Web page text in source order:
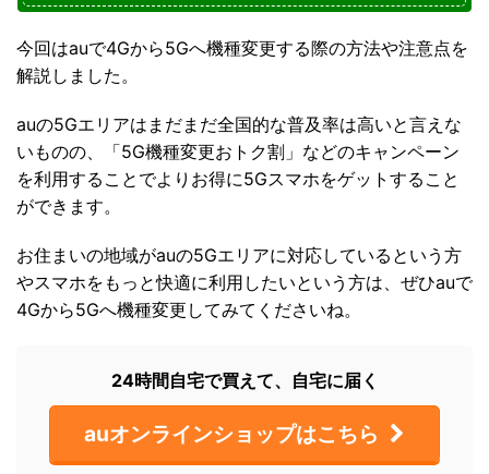
今回はauで4Gから5Gへ機種変更する際の方法や注意点を
解説しました。
auの5Gエリアはまだまだ全国的な普及率は高いと言えな
いものの、「5G機種変更おトク割」などのキャンペーン
を利用することでよりお得に5Gスマホをゲットすること
ができます。
お住まいの地域がauの5Gエリアに対応しているという方
やスマホをもっと快適に利用したいという方は、ぜひauで
4Gから5Gへ機種変更してみてくださいね。
24時間自宅で買えて、自宅に届く
auオンラインショップはこちら